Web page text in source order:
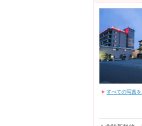
すべての写真を